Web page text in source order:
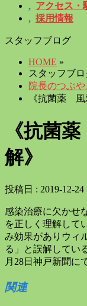
アクセス・
採用情報
スタッフブログ
HOME »
スタッフブロ
院長のつぶや
《抗菌薬 風
《抗菌
解》
投稿日 : 2019-12-
感染治療に欠かせ
を正しく理解して
み効果がありウィ
る」と誤解してい
月28日神戸新聞に
関連